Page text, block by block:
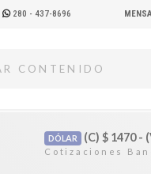
280 - 437-8696
DÓLAR (C) $1470 -